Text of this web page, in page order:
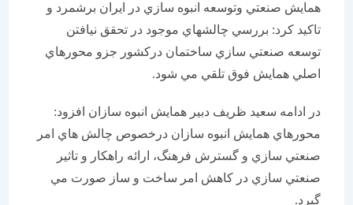
همايش صنعتي وتوسعه انبوه سازي در ايران برشمرد و
تاکید کرد: بررسي چالشهاي موجود در تحقق نيافتن
توسعه صنعتي سازي ساختمان درکشور جزو محورهاي
اصلي همايش فوق تلقي مي شود.
در ادامه سعيد ظريف دبير همايش انبوه سازان افزود:
محورهاي همايش انبوه سازان درخصوص چالش هاي امر
صنعتي سازي و گسترش فرهنگ، ارائه راهکار و تاثير
صنعتي سازي در کاهش امر ساخت و ساز صورت مي